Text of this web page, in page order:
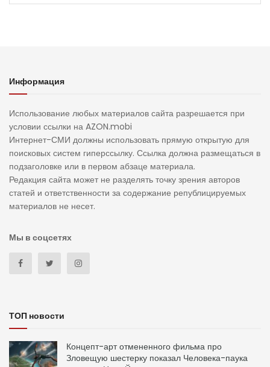
Информация
Использование любых материалов сайта разрешается при
условии ссылки на AZON.mobi
Интернет-СМИ должны использовать прямую открытую для
поисковых систем гиперссылку. Ссылка должна размещаться в
подзаголовке или в первом абзаце материала.
Редакция сайта может не разделять точку зрения авторов
статей и ответственности за содержание републицируемых
материалов не несет.
Мы в соцсетях
ТОП новости
Концепт-арт отмененного фильма про
Зловещую шестерку показал Человека-паука